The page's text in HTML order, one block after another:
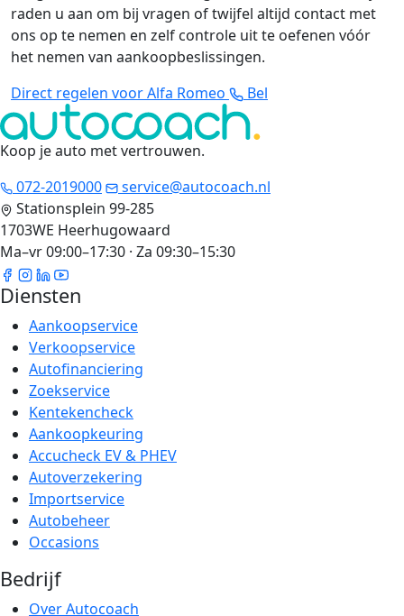
raden u aan om bij vragen of twijfel altijd contact met
ons op te nemen en zelf controle uit te oefenen vóór
het nemen van aankoopbeslissingen.
Direct regelen voor Alfa Romeo
Bel
Koop je auto met vertrouwen.
072-2019000
service@autocoach.nl
Stationsplein 99-285
1703WE Heerhugowaard
Ma–vr 09:00–17:30 · Za 09:30–15:30
Diensten
Aankoopservice
Verkoopservice
Autofinanciering
Zoekservice
Kentekencheck
Aankoopkeuring
Accucheck EV & PHEV
Autoverzekering
Importservice
Autobeheer
Occasions
Bedrijf
Over Autocoach